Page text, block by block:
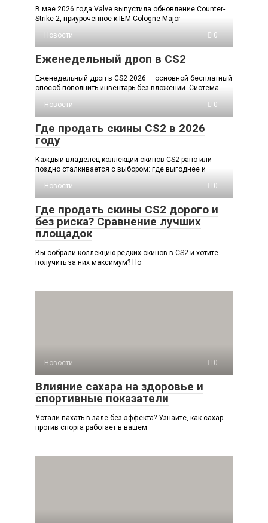
В мае 2026 года Valve выпустила обновление Counter-
Strike 2, приуроченное к IEM Cologne Major
Новости
0
Еженедельный дроп в CS2
Еженедельный дроп в CS2 2026 — основной бесплатный
способ пополнить инвентарь без вложений. Система
Новости
0
Где продать скины CS2 в 2026
году
Каждый владелец коллекции скинов CS2 рано или
поздно сталкивается с выбором: где выгоднее и
Новости
0
Где продать скины CS2 дорого и
без риска? Сравнение лучших
площадок
Вы собрали коллекцию редких скинов в CS2 и хотите
получить за них максимум? Но
Новости 0
Влияние сахара на здоровье и
спортивные показатели
Устали пахать в зале без эффекта? Узнайте, как сахар
против спорта работает в вашем